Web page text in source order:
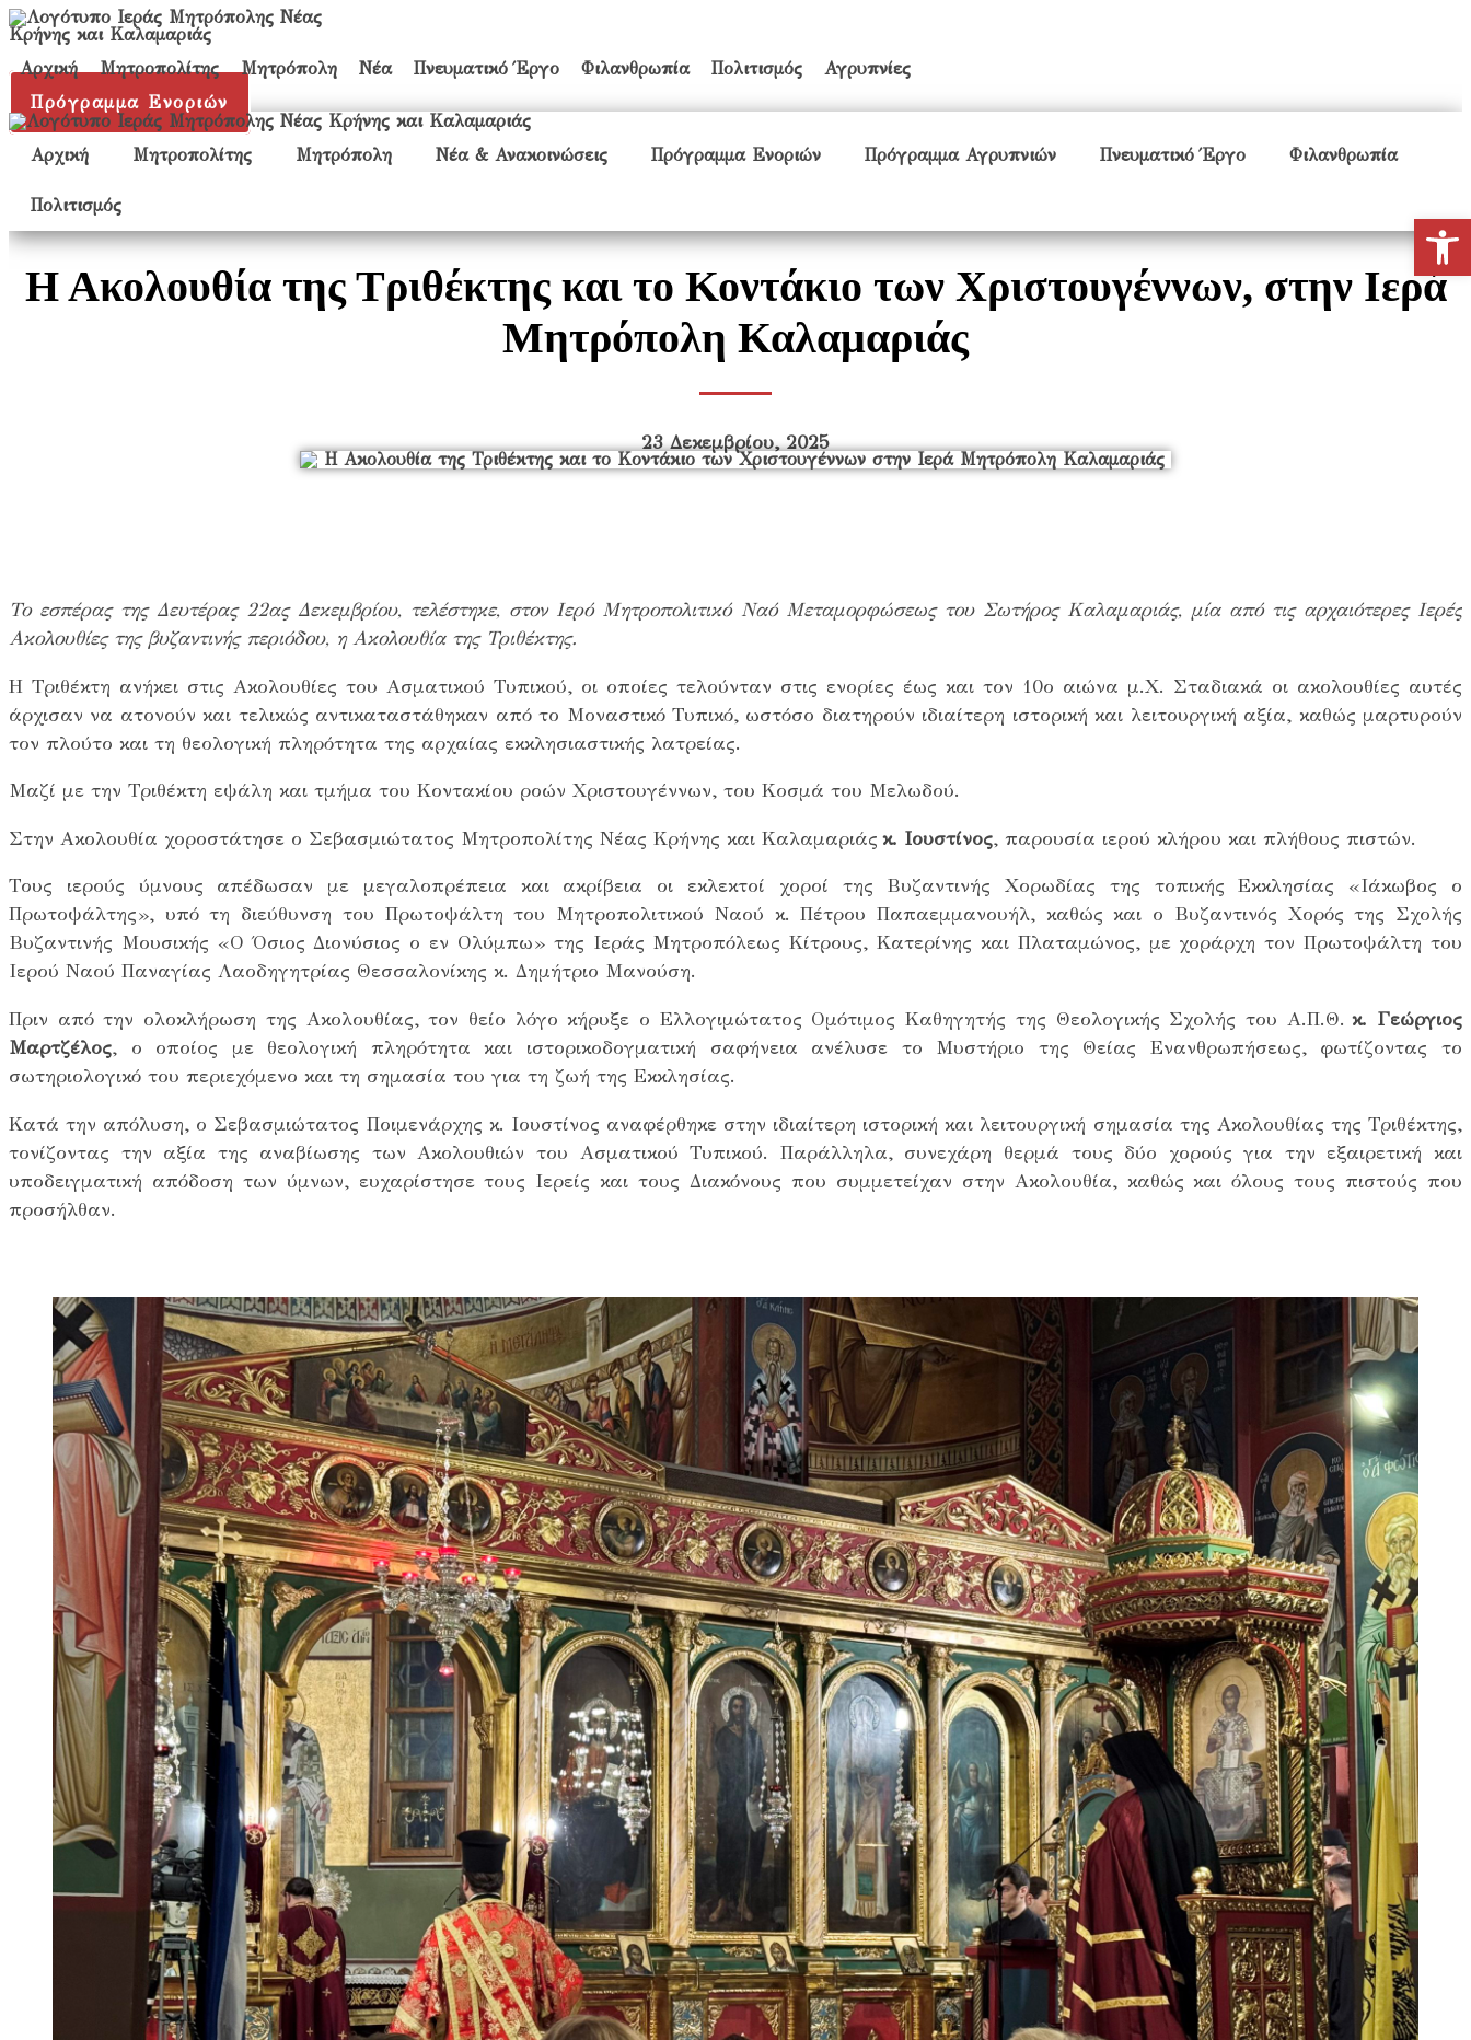
Αρχική Μητροπολίτης Μητρόπολη Νέα Πνευματικό Έργο Φιλανθρωπία Πολιτισμός
Αγρυπνίες
Πρόγραμμα Ενοριών
Αρχική Μητροπολίτης Μητρόπολη Νέα & Ανακοινώσεις Πρόγραμμα Ενοριών Πρόγραμμα Αγρυπνιών Πνευματικό Έργο Φιλανθρωπία
Πολιτισμός
Η Ακολουθία της Τριθέκτης και το Κοντάκιο των Χριστουγέννων, στην Ιερά
Μητρόπολη Καλαμαριάς
23 Δεκεμβρίου, 2025
Το εσπέρας της Δευτέρας 22ας Δεκεμβρίου, τελέστηκε, στον Ιερό Μητροπολιτικό Ναό Μεταμορφώσεως του Σωτήρος Καλαμαριάς, μία από τις αρχαιότερες Ιερές
Ακολουθίες της βυζαντινής περιόδου, η Ακολουθία της Τριθέκτης.
Η Τριθέκτη ανήκει στις Ακολουθίες του Ασματικού Τυπικού, οι οποίες τελούνταν στις ενορίες έως και τον 10ο αιώνα μ.Χ. Σταδιακά οι ακολουθίες αυτές
άρχισαν να ατονούν και τελικώς αντικαταστάθηκαν από το Μοναστικό Τυπικό, ωστόσο διατηρούν ιδιαίτερη ιστορική και λειτουργική αξία, καθώς μαρτυρούν
τον πλούτο και τη θεολογική πληρότητα της αρχαίας εκκλησιαστικής λατρείας.
Μαζί με την Τριθέκτη εψάλη και τμήμα του Κοντακίου ροών Χριστουγέννων, του Κοσμά του Μελωδού.
Στην Ακολουθία χοροστάτησε ο Σεβασμιώτατος Μητροπολίτης Νέας Κρήνης και Καλαμαριάς κ. Ιουστίνος, παρουσία ιερού κλήρου και πλήθους πιστών.
Τους ιερούς ύμνους απέδωσαν με μεγαλοπρέπεια και ακρίβεια οι εκλεκτοί χοροί της Βυζαντινής Χορωδίας της τοπικής Εκκλησίας «Ιάκωβος ο
Πρωτοψάλτης», υπό τη διεύθυνση του Πρωτοψάλτη του Μητροπολιτικού Ναού κ. Πέτρου Παπαεμμανουήλ, καθώς και ο Βυζαντινός Χορός της Σχολής
Βυζαντινής Μουσικής «Ο Όσιος Διονύσιος ο εν Ολύμπω» της Ιεράς Μητροπόλεως Κίτρους, Κατερίνης και Πλαταμώνος, με χοράρχη τον Πρωτοψάλτη του
Ιερού Ναού Παναγίας Λαοδηγητρίας Θεσσαλονίκης κ. Δημήτριο Μανούση.
Πριν από την ολοκλήρωση της Ακολουθίας, τον θείο λόγο κήρυξε ο Ελλογιμώτατος Ομότιμος Καθηγητής της Θεολογικής Σχολής του Α.Π.Θ.κ. Γεώργιος
Μαρτζέλος, ο οποίος με θεολογική πληρότητα και ιστορικοδογματική σαφήνεια ανέλυσε το Μυστήριο της Θείας Ενανθρωπήσεως, φωτίζοντας το
σωτηριολογικό του περιεχόμενο και τη σημασία του για τη ζωή της Εκκλησίας.
Κατά την απόλυση, ο Σεβασμιώτατος Ποιμενάρχης κ. Ιουστίνος αναφέρθηκε στην ιδιαίτερη ιστορική και λειτουργική σημασία της Ακολουθίας της Τριθέκτης,
τονίζοντας την αξία της αναβίωσης των Ακολουθιών του Ασματικού Τυπικού. Παράλληλα, συνεχάρη θερμά τους δύο χορούς για την εξαιρετική και
υποδειγματική απόδοση των ύμνων, ευχαρίστησε τους Ιερείς και τους Διακόνους που συμμετείχαν στην Ακολουθία, καθώς και όλους τους πιστούς που
προσήλθαν.